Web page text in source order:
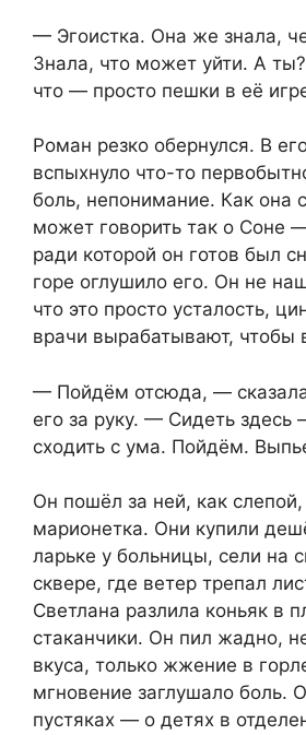
— Эгоистка. Она же знала,
Знала, что может уйти. А
что — просто пешки в её
Роман резко обернулся. В
вспыхнуло что-то
боль, непонимание. Как она
может говорить так о Соне
ради которой он готов был
горе оглушило его. Он не
что это просто усталость,
врачи вырабатывают, чтобы
— Пойдём отсюда, —
его за руку. — Сидеть здесь
сходить с ума. Пойдём.
Он пошёл за ней, как слепой,
марионетка. Они купили
ларьке у больницы, сели на
сквере, где ветер трепал
Светлана разлила коньяк в
стаканчики. Он пил жадно,
вкуса, только жжение в
мгновение заглушало боль.
пустяках — о детях в